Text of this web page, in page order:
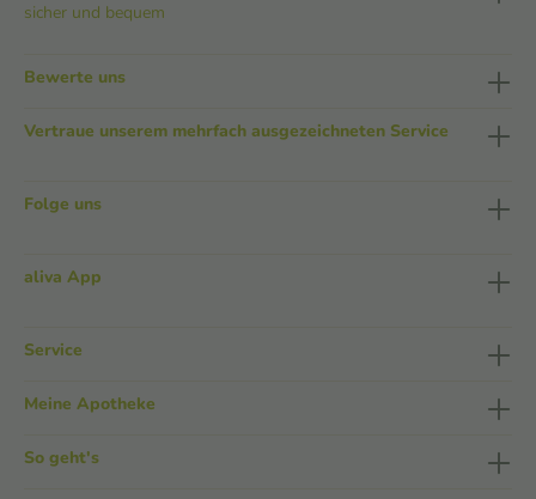
sicher und bequem
Bewerte uns
Vertraue unserem mehrfach ausgezeichneten Service
Folge uns
aliva App
Service
Meine Apotheke
So geht's